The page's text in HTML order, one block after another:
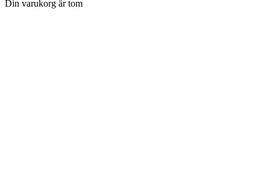
Din varukorg är tom